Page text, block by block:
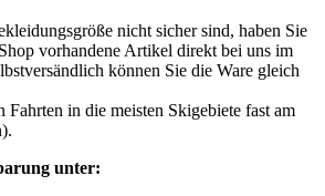
nicht sicher sind, haben Sie
vorhandene Artikel direkt bei uns im
können Sie die Ware gleich
Fahrten in die meisten Skigebiete fast am
unter: